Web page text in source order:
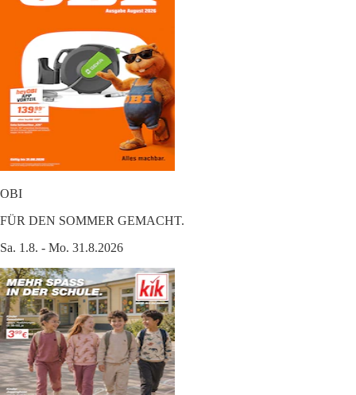
OBI
FÜR DEN SOMMER GEMACHT.
Sa. 1.8. - Mo. 31.8.2026